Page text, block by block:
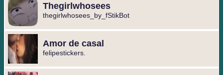
Thegirlwhosees
thegirlwhosees_by_fStikBot
Amor de casal
felipestickers.